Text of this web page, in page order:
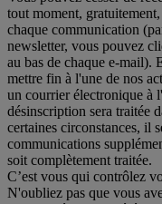
tout moment,
chaque communication
newsletter, vous pouvez
au bas de chaque e-mail).
mettre fin à l'une de nos
un courrier électronique à
désinscription sera traitée
certaines circonstances, il
communications
soit complètement traitée.
C’est vous qui contrôlez
N'oubliez pas que vous